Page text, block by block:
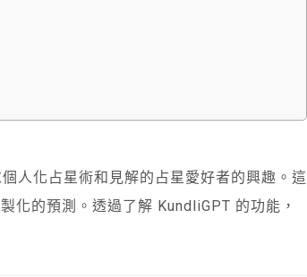
人化占星術和見解的占星愛好者的興趣。這
化的預測。透過了解 KundliGPT 的功能，